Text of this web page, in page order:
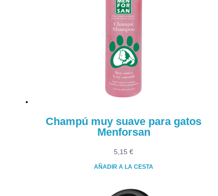
Champú muy suave para gatos
Menforsan
5,15 €
AÑADIR A LA CESTA